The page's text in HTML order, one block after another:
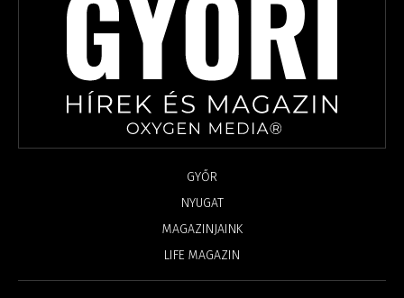
GYŐR
NYUGAT
MAGAZINJAINK
LIFE MAGAZIN